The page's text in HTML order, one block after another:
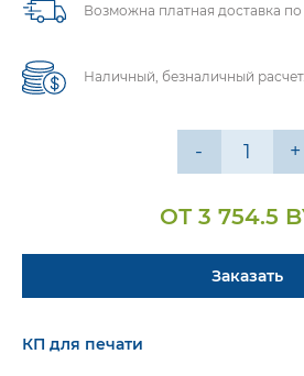
Возможна платная доставка
Наличный, безналичный
- +
ОТ 3 754.5
Заказать
КП для печати